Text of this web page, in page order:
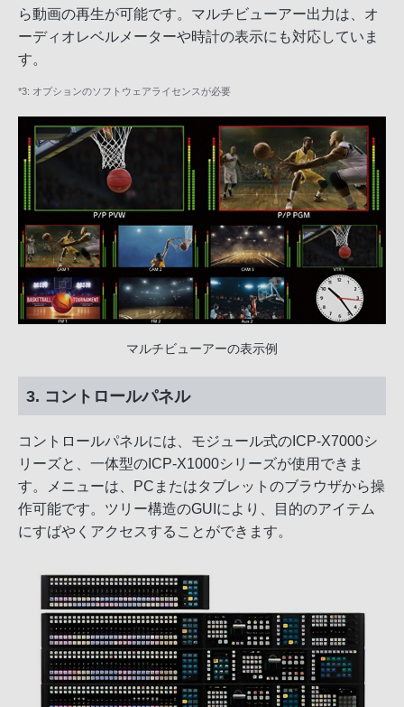
ら動画の再生が可能です。マルチビューアー出力は、オ
ーディオレベルメーターや時計の表示にも対応していま
す。
*3: オプションのソフトウェアライセンスが必要
マルチビューアーの表示例
3. コントロールパネル
コントロールパネルには、モジュール式のICP-X7000シ
リーズと、一体型のICP-X1000シリーズが使用できま
す。メニューは、PCまたはタブレットのブラウザから操
作可能です。ツリー構造のGUIにより、目的のアイテム
にすばやくアクセスすることができます。